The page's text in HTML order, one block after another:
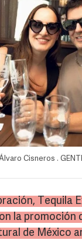
Cisneros .
Tequila
la promoción
de México